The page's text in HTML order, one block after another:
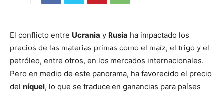
El conflicto entre Ucrania y Rusia ha impactado los
precios de las materias primas como el maíz, el trigo y el
petróleo, entre otros, en los mercados internacionales.
Pero en medio de este panorama, ha favorecido el precio
del níquel, lo que se traduce en ganancias para países